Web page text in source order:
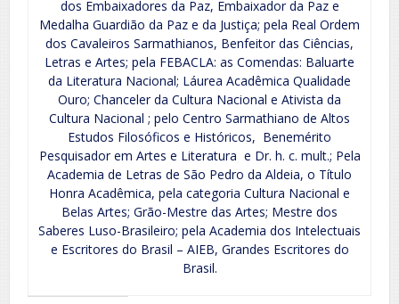
dos Embaixadores da Paz, Embaixador da Paz e
Medalha Guardião da Paz e da Justiça; pela Real Ordem
dos Cavaleiros Sarmathianos, Benfeitor das Ciências,
Letras e Artes; pela FEBACLA: as Comendas: Baluarte
da Literatura Nacional; Láurea Acadêmica Qualidade
Ouro; Chanceler da Cultura Nacional e Ativista da
Cultura Nacional ; pelo Centro Sarmathiano de Altos
Estudos Filosóficos e Históricos, Benemérito
Pesquisador em Artes e Literatura e Dr. h. c. mult.; Pela
Academia de Letras de São Pedro da Aldeia, o Título
Honra Acadêmica, pela categoria Cultura Nacional e
Belas Artes; Grão-Mestre das Artes; Mestre dos
Saberes Luso-Brasileiro; pela Academia dos Intelectuais
e Escritores do Brasil – AIEB, Grandes Escritores do
Brasil.